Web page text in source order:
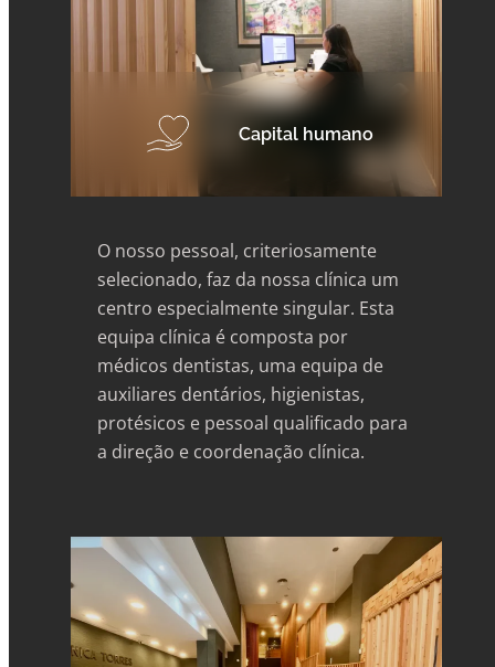
Capital humano
O nosso pessoal, criteriosamente
selecionado, faz da nossa clínica um
centro especialmente singular. Esta
equipa clínica é composta por
médicos dentistas, uma equipa de
auxiliares dentários, higienistas,
protésicos e pessoal qualificado para
a direção e coordenação clínica.